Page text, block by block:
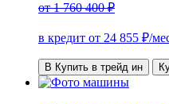
от1 760 400 ₽
в кредит от 24 855 ₽/
В Купить в трейд ин